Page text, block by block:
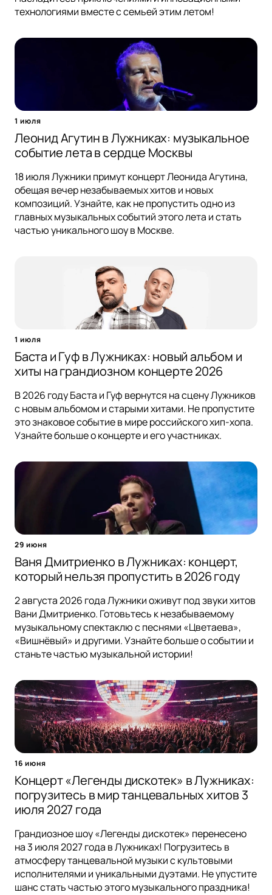
технологиями вместе с семьей этим летом!
1 июля
Леонид Агутин в Лужниках: музыкальное
событие лета в сердце Москвы
18 июля Лужники примут концерт Леонида Агутина,
обещая вечер незабываемых хитов и новых
композиций. Узнайте, как не пропустить одно из
главных музыкальных событий этого лета и стать
частью уникального шоу в Москве.
1 июля
Баста и Гуф в Лужниках: новый альбом и
хиты на грандиозном концерте 2026
В 2026 году Баста и Гуф вернутся на сцену Лужников
с новым альбомом и старыми хитами. Не пропустите
это знаковое событие в мире российского хип-хопа.
Узнайте больше о концерте и его участниках.
29 июня
Ваня Дмитриенко в Лужниках: концерт,
который нельзя пропустить в 2026 году
2 августа 2026 года Лужники оживут под звуки хитов
Вани Дмитриенко. Готовьтесь к незабываемому
музыкальному спектаклю с песнями «Цветаева»,
«Вишнёвый» и другими. Узнайте больше о событии и
станьте частью музыкальной истории!
16 июня
Концерт «Легенды дискотек» в Лужниках:
погрузитесь в мир танцевальных хитов 3
июля 2027 года
Грандиозное шоу «Легенды дискотек» перенесено
на 3 июля 2027 года в Лужниках! Погрузитесь в
атмосферу танцевальной музыки с культовыми
исполнителями и уникальными дуэтами. Не упустите
шанс стать частью этого музыкального праздника!